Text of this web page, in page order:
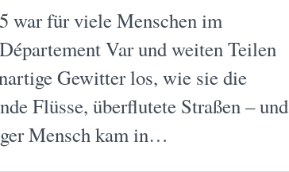
war für viele Menschen im
Var und weiten Teilen
Gewitter los, wie sie die
Flüsse, überflutete Straßen – und
Mensch kam in…